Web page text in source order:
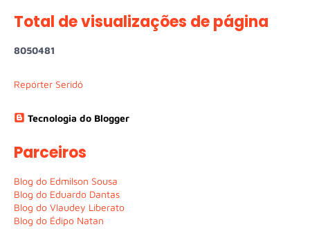
Total de visualizações de página
8050481
Repórter Seridó
Tecnologia do Blogger
Parceiros
Blog do Edmilson Sousa
Blog do Eduardo Dantas
Blog do Vlaudey Liberato
Blog do Édipo Natan